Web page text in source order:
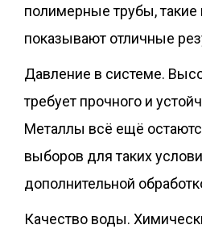
полимерные трубы, такие
показывают отличные
Давление в системе.
требует прочного и
Металлы всё ещё
выборов для таких
дополнительной
Качество воды.